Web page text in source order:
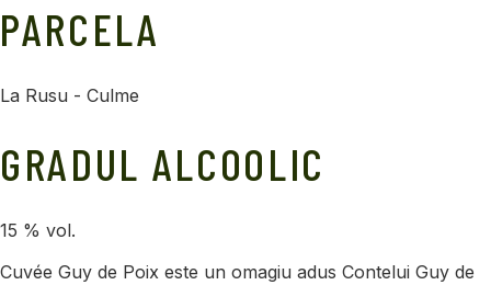
PARCELA
La Rusu - Culme
GRADUL ALCOOLIC
15 % vol.
Cuvée Guy de Poix este un omagiu adus Contelui Guy de